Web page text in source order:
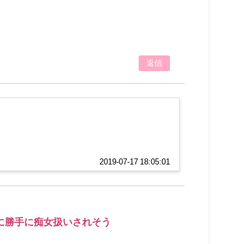
返信
2019-07-17 18:05:01
手に痴女扱いされそう